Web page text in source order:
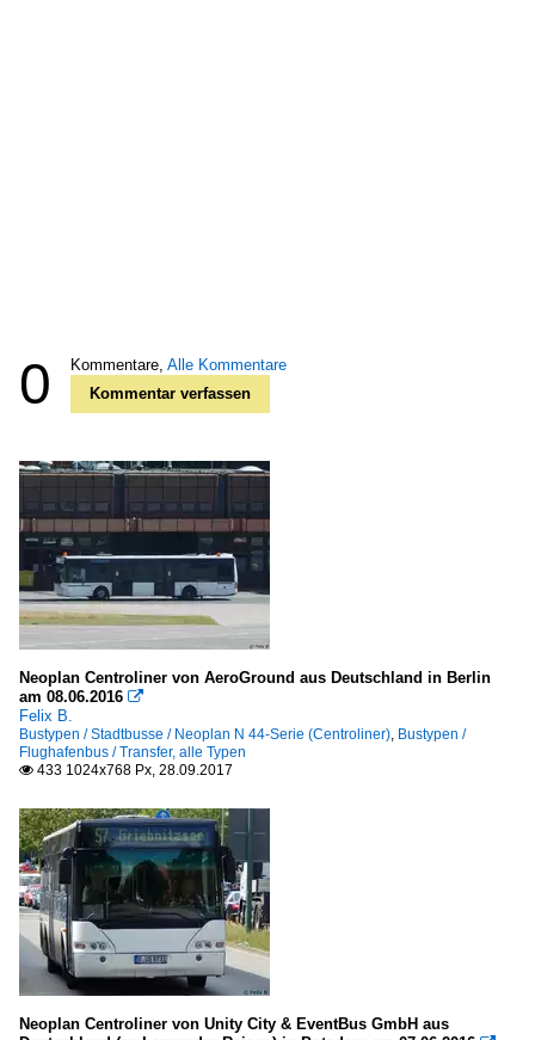
0 Kommentare, Alle Kommentare
Kommentar verfassen
Neoplan Centroliner von AeroGround aus Deutschland in Berlin
am 08.06.2016 
Felix B.
Bustypen / Stadtbusse / Neoplan N 44-Serie (Centroliner), Bustypen /
Flughafenbus / Transfer, alle Typen
 433 1024x768 Px, 28.09.2017
Neoplan Centroliner von Unity City & EventBus GmbH aus